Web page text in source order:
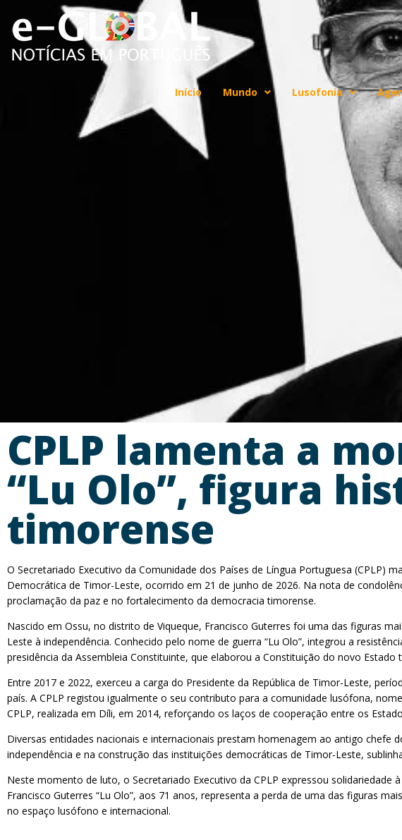
Início Mundo Lusofonia
CPLP lamenta a
“Lu Olo”, figura
timorense
O Secretariado Executivo da Comunidade dos Países de Língua Portuguesa (CPLP)
Democrática de Timor-Leste, ocorrido em 21 de junho de 2026. Na nota de
proclamação da paz e no fortalecimento da democracia timorense.
Nascido em Ossu, no distrito de Viqueque, Francisco Guterres foi uma das figuras
Leste à independência. Conhecido pelo nome de guerra “Lu Olo”, integrou a
presidência da Assembleia Constituinte, que elaborou a Constituição do novo
Entre 2017 e 2022, exerceu a carga do Presidente da República de Timor-Leste,
país. A CPLP registou igualmente o seu contributo para a comunidade lusófona,
CPLP, realizada em Díli, em 2014, reforçando os laços de cooperação entre os
Diversas entidades nacionais e internacionais prestam homenagem ao antigo chefe
independência e na construção das instituições democráticas de Timor-Leste,
Neste momento de luto, o Secretariado Executivo da CPLP expressou
Francisco Guterres “Lu Olo”, aos 71 anos, representa a perda de uma das figuras
no espaço lusófono e internacional.